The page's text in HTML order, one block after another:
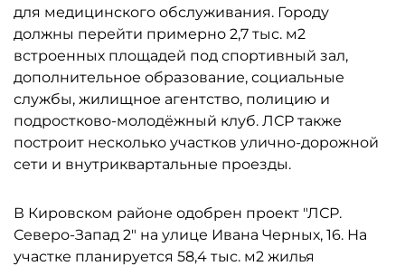
для медицинского обслуживания. Городу
должны перейти примерно 2,7 тыс. м2
встроенных площадей под спортивный зал,
дополнительное образование, социальные
службы, жилищное агентство, полицию и
подростково-молодёжный клуб. ЛСР также
построит несколько участков улично-дорожной
сети и внутриквартальные проезды.
В Кировском районе одобрен проект "ЛСР.
Северо-Запад 2" на улице Ивана Черных, 16. На
участке планируется 58,4 тыс. м2 жилья